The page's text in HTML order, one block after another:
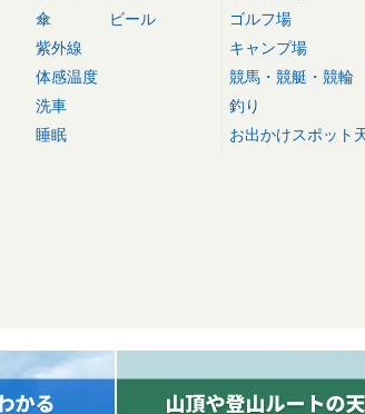
傘
紫外線
体感温度
洗車
睡眠
ビール
ゴルフ場
キャンプ場
競馬・競艇・競輪
釣り
お出かけスポット